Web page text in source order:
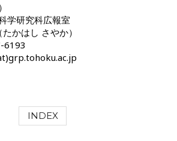
学研究科広報室
かはし さやか）
6193
INDEX